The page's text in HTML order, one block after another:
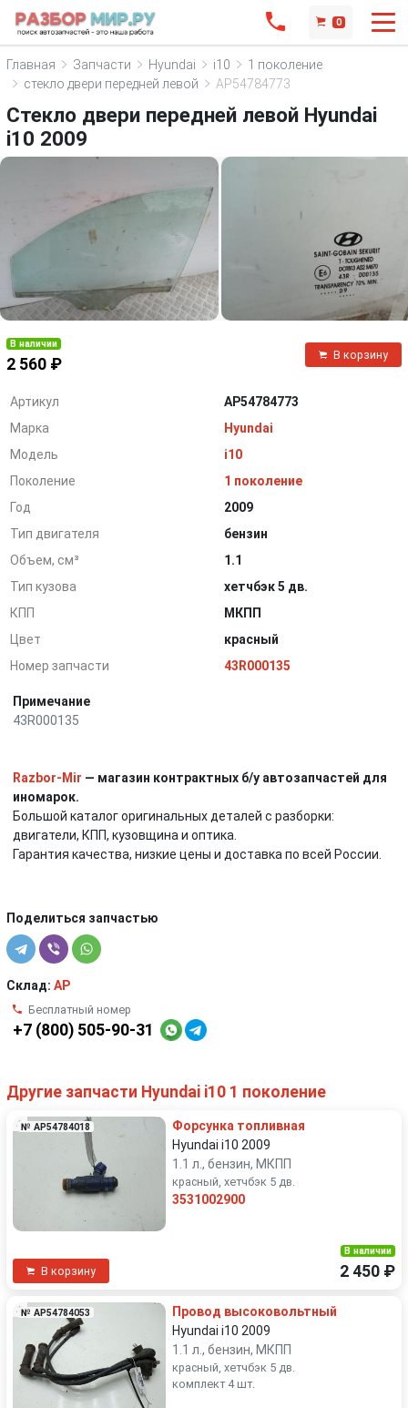
0
Главная Запчасти Hyundai i10
1 поколение
стекло двери передней левой
AP54784773
Стекло двери передней левой Hyundai
i10 2009
В наличии
2 560 ₽
В корзину
Артикул
AP54784773
Марка
Hyundai
Модель
i10
Поколение
1 поколение
Год
2009
Тип двигателя
бензин
Объем, см³
1.1
Тип кузова
хетчбэк 5 дв.
КПП
МКПП
Цвет
красный
Номер запчасти
43R000135
Примечание
43R000135
Razbor-Mir — магазин контрактных б/у автозапчастей для
иномарок.
Большой каталог оригинальных деталей с разборки:
двигатели, КПП, кузовщина и оптика.
Гарантия качества, низкие цены и доставка по всей России.
Поделиться запчастью
Склад: AP
Бесплатный номер
+7 (800) 505-90-31
Другие запчасти Hyundai i10 1 поколение
№ AP54784018
Форсунка топливная
Hyundai i10 2009
1.1 л., бензин, МКПП
красный, хетчбэк 5 дв.
3531002900
В корзину
В наличии
2 450 ₽
№ AP54784053
Провод высоковольтный
Hyundai i10 2009
1.1 л., бензин, МКПП
красный, хетчбэк 5 дв.
комплект 4 шт.